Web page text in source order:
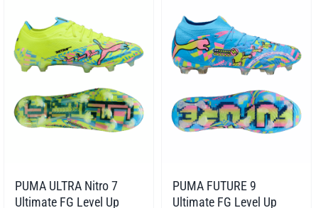
PUMA ULTRA Nitro 7
Ultimate FG Level Up
PUMA FUTURE 9
Ultimate FG Level Up